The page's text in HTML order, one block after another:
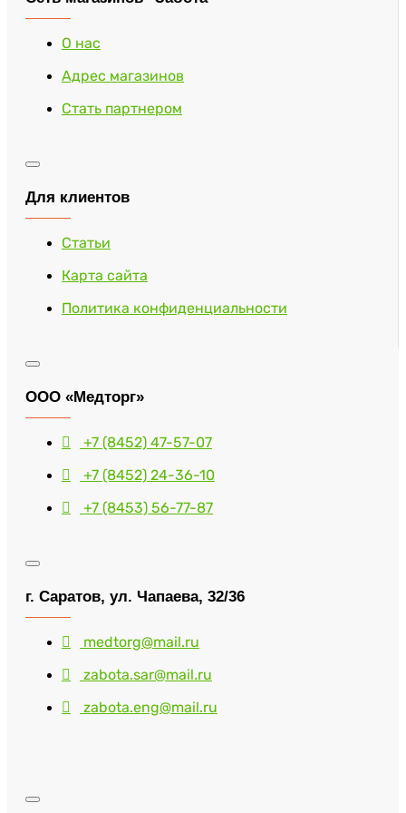
О нас
Адрес магазинов
Стать партнером
Для клиентов
Статьи
Карта сайта
Политика конфиденциальности
ООО «Медторг»
+7 (8452) 47-57-07
+7 (8452) 24-36-10
+7 (8453) 56-77-87
г. Саратов, ул. Чапаева, 32/36
medtorg@mail.ru
zabota.sar@mail.ru
zabota.eng@mail.ru